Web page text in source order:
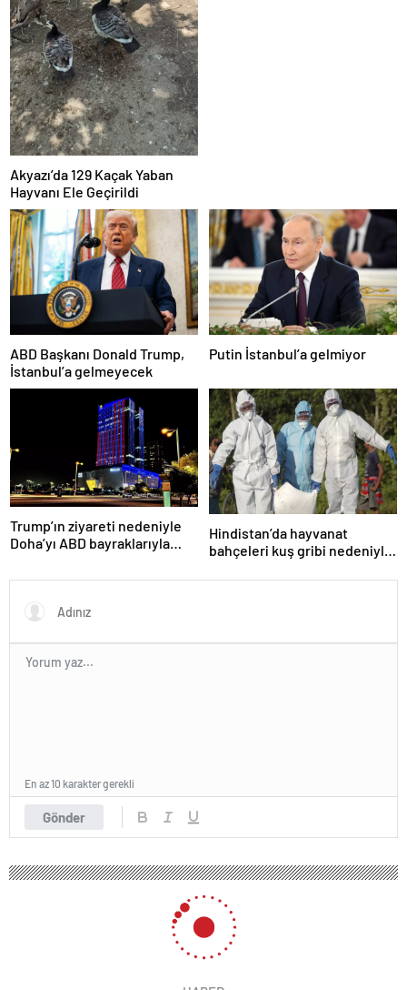
Akyazı’da 129 Kaçak Yaban
Hayvanı Ele Geçirildi
ABD Başkanı Donald Trump,
İstanbul’a gelmeyecek
Putin İstanbul’a gelmiyor
Trump’ın ziyareti nedeniyle
Doha’yı ABD bayraklarıyla
Hindistan’da hayvanat
bahçeleri kuş gribi nedeniyle
Gönder
En az 10 karakter gerekli